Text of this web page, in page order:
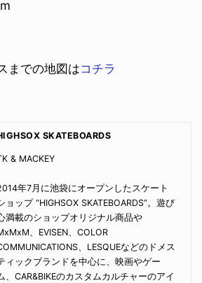
までの地図はコチラ
SKATEBOARDS
& MACKEY
年7月に池袋にオープンしたスケート
ョップ “HIGHSOX SKATEBOARDS”。遊び
満載のショップオリジナル商品や
、EVISEN、COLOR
、LESQUEなどのドメス
ィックブランドを中心に、映画やゲー
、CAR&BIKEのカスタムカルチャーのアイ